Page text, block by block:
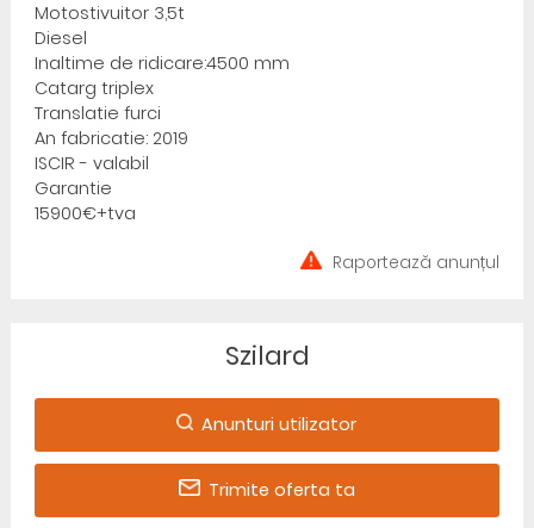
Motostivuitor 3,5t
Diesel
Inaltime de ridicare:4500 mm
Catarg triplex
Translatie furci
An fabricatie: 2019
ISCIR - valabil
Garantie
15900€+tva
Raportează anunțul
Szilard
Anunturi utilizator
Trimite oferta ta